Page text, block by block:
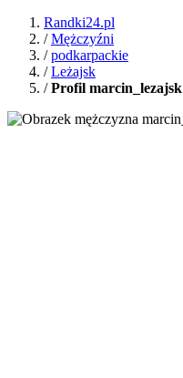
Randki24.pl
/Mężczyźni
/podkarpackie
/Leżajsk
/Profil marcin_lezajsk